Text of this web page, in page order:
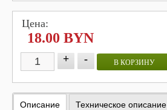
Цена:
18.00 BYN
+ - В КОРЗИНУ
Описание Техническое описание